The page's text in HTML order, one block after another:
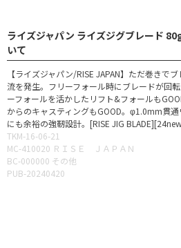
ライズジャパン ライズジグブレード
いて
【ライズジャパン/RISE JAPAN】ただ巻きで
流を発生。フリーフォール時にブレードが回
ーフォールを活かしたリフト&フォールも
からのキャスティングもGOOD。φ1.0mm貫
にも余裕の強靭設計。[RISE JIG
TKM-16-06-21
MC-410020 ＲＩＳＥ ＪＡＰＡＮ
BC-000000 その他
PUB-20240420